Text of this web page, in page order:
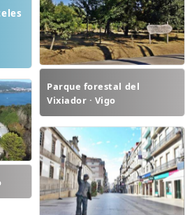
Parque forestal del
Vixiador · Vigo